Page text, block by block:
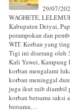
29/07/
WAGHETE,
Kabupaten Deiyai,
perampokan dan
WIT. Korban yang
Tigi ini diserang oleh
Kali Yawei, Kampung
korban mengalami
korban meninggal
juga ikut raib diambil
korban bersama saksi
bersama…